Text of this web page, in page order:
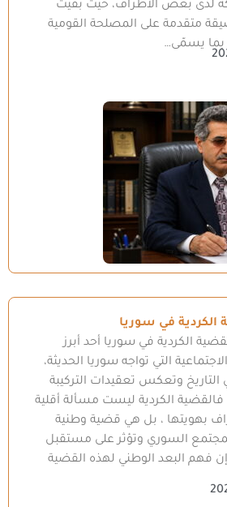
لدى بعض الأطراف، حيث بقيت
متقدمة على المصلحة القومية
بما يسمّى…
الكردية في سوريا
الكردية في سوريا أحد أبرز
التي تواجه سوريا الحديثة،
وتعكس تعقيدات التركيبة
فالقضية الكردية ليست مسألة أقلية
بهويتها ، بل هي قضية وطنية
السوري وتؤثر على مستقبل
فهم البعد الوطني لهذه القضية